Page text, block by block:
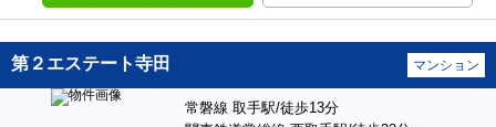
第２エステート寺田 マンション
常磐線 取手駅/徒歩13分